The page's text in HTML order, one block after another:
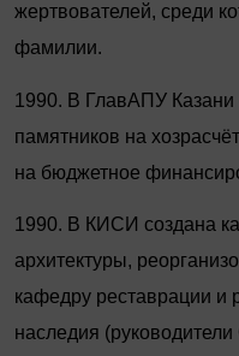
жертвователей, среди
фамилии.
1990. В ГлавАПУ Казани
памятников на
на бюджетное
1990. В КИСИ создана
архитектуры,
кафедру реставрации и
наследия